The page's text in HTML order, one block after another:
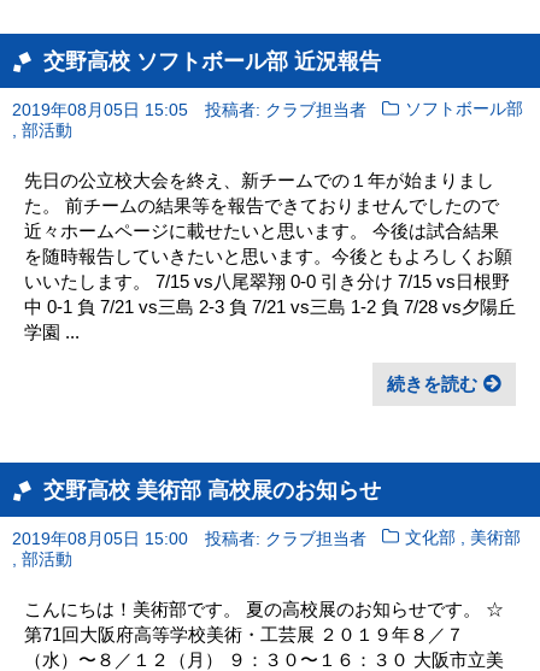
交野高校 ソフトボール部 近況報告
2019年08月05日 15:05 投稿者: クラブ担当者
ソフトボール部
, 部活動
先日の公立校大会を終え、新チームでの１年が始まりまし
た。 前チームの結果等を報告できておりませんでしたので
近々ホームページに載せたいと思います。 今後は試合結果
を随時報告していきたいと思います。今後ともよろしくお願
いいたします。 7/15 vs八尾翠翔 0-0 引き分け 7/15 vs日根野
中 0-1 負 7/21 vs三島 2-3 負 7/21 vs三島 1-2 負 7/28 vs夕陽丘
学園 ...
続きを読む
交野高校 美術部 高校展のお知らせ
2019年08月05日 15:00 投稿者: クラブ担当者 文化部 , 美術部
, 部活動
こんにちは！美術部です。 夏の高校展のお知らせです。 ☆
第71回大阪府高等学校美術・工芸展 ２０１９年８／７
（水）〜８／１２（月） ９：３０〜１６：３０ 大阪市立美